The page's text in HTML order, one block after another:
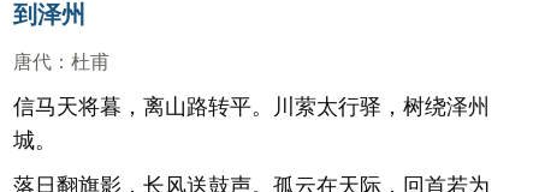
到泽州
唐代 ： 杜甫
信马天将暮，离山路转平。川萦太行驿，树绕泽州
城。
落日翻旗影，长风送鼓声。孤云在天际，回首若为